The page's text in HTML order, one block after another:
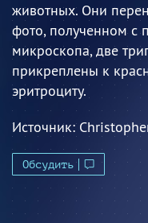
животных. Они
фото, полученном с
микроскопа, две
прикреплены к
эритроциту.
Источник:
Обсудить